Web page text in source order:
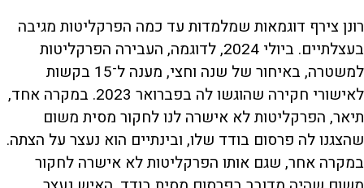
רונן צירף דוגמאות שמלמדות עד כמה הפרקליטות מגיבה
בעצלתיים. ביולי 2024, לדוגמה, העבירה הפרקליטות
למשטרה, באיחור של שנה וחצי, מענה ל־15 בקשות
לאישורי חקירה שהוגשו לה בפברואר 2023. במקרה אחד,
תיאר, הפרקליטות לא אישרה לנו לחקור מסית משום
שהצגנו לה פרסום בודד שלו, ובינתיים הוא נעצר על הצתה.
במקרה אחר, שגם אותו הפרקליטות לא אישרה לחקור